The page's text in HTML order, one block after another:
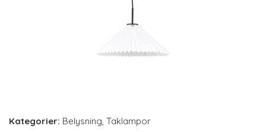
Kategorier: Belysning, Taklampor